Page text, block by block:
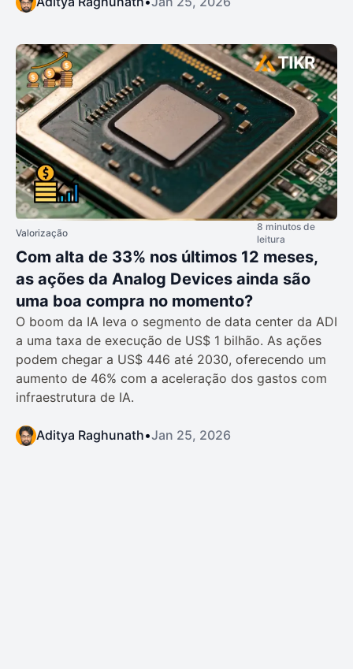
Valorização
8 minutos de
leitura
Com alta de 33% nos últimos 12 meses,
as ações da Analog Devices ainda são
uma boa compra no momento?
O boom da IA leva o segmento de data center da ADI
a uma taxa de execução de US$ 1 bilhão. As ações
podem chegar a US$ 446 até 2030, oferecendo um
aumento de 46% com a aceleração dos gastos com
infraestrutura de IA.
Aditya Raghunath•Jan 25, 2026